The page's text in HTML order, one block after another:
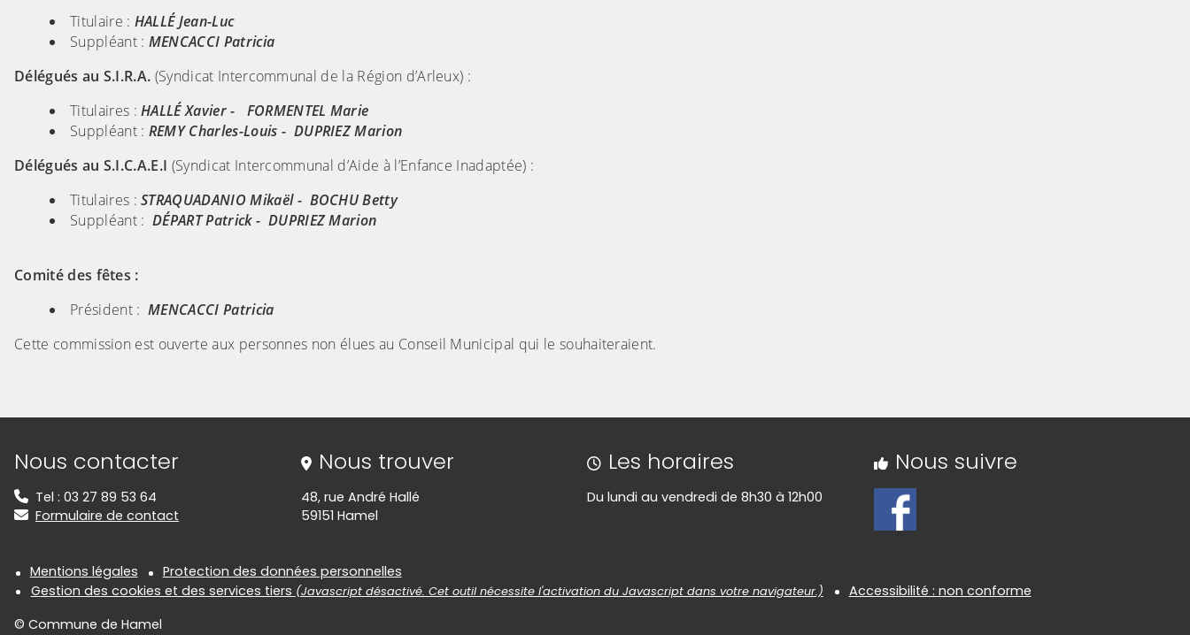
Titulaire : HALLÉ Jean-Luc
Suppléant : MENCACCI Patricia
Délégués au S.I.R.A. (Syndicat Intercommunal de la Région d’Arleux) :
Titulaires :HALLÉ Xavier - FORMENTEL Marie
Suppléant : REMY Charles-Louis - DUPRIEZ Marion
Délégués au S.I.C.A.E.I (Syndicat Intercommunal d’Aide à l’Enfance Inadaptée) :
Titulaires :STRAQUADANIO Mikaël - BOCHU Betty
Suppléant : DÉPART Patrick - DUPRIEZ Marion
Comité des fêtes :
Président : MENCACCI Patricia
Cette commission est ouverte aux personnes non élues au Conseil Municipal qui le souhaiteraient.
Informations de contact
Nous contacter
Tel : 03 27 89 53 64
Formulaire de contact
Nous trouver
48, rue André Hallé
59151 Hamel
Les horaires
Du lundi au vendredi de 8h30 à 12h00
Nous suivre
Informations réglementaires
Mentions légales
Protection des données personnelles
Gestion des cookies et des services tiers (Javascript désactivé. Cet outil nécessite l'activation du Javascript dans votre navigateur.)
Accessibilité : non conforme
© Commune de Hamel